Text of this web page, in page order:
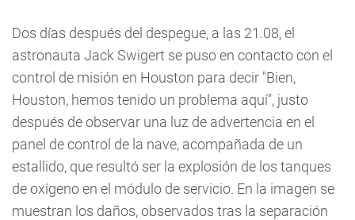
Dos días después del despegue, a las 21.08, el
astronauta Jack Swigert se puso en contacto con el
control de misión en Houston para decir "Bien,
Houston, hemos tenido un problema aquí", justo
después de observar una luz de advertencia en el
panel de control de la nave, acompañada de un
estallido, que resultó ser la explosión de los tanques
de oxígeno en el módulo de servicio. En la imagen se
muestran los daños, observados tras la separación